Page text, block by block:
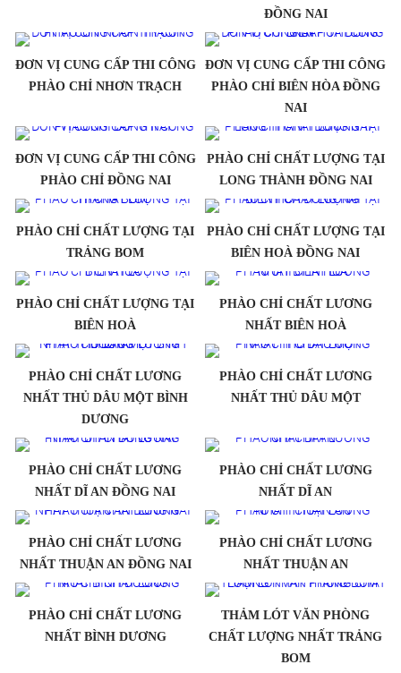
ĐỒNG NAI
ĐƠN VỊ CUNG CẤP THI CÔNG
PHÀO CHỈ NHƠN TRẠCH
ĐƠN VỊ CUNG CẤP THI CÔNG
PHÀO CHỈ BIÊN HÒA ĐỒNG
NAI
ĐƠN VỊ CUNG CẤP THI CÔNG
PHÀO CHỈ ĐỒNG NAI
PHÀO CHỈ CHẤT LƯỢNG TẠI
LONG THÀNH ĐỒNG NAI
PHÀO CHỈ CHẤT LƯỢNG TẠI
TRẢNG BOM
PHÀO CHỈ CHẤT LƯỢNG TẠI
BIÊN HOÀ ĐỒNG NAI
PHÀO CHỈ CHẤT LƯỢNG TẠI
BIÊN HOÀ
PHÀO CHỈ CHẤT LƯƠNG
NHẤT BIÊN HOÀ
PHÀO CHỈ CHẤT LƯƠNG
NHẤT THỦ DÂU MỘT BÌNH
DƯƠNG
PHÀO CHỈ CHẤT LƯƠNG
NHẤT THỦ DÂU MỘT
PHÀO CHỈ CHẤT LƯƠNG
NHẤT DĨ AN ĐỒNG NAI
PHÀO CHỈ CHẤT LƯƠNG
NHẤT DĨ AN
PHÀO CHỈ CHẤT LƯƠNG
NHẤT THUẬN AN ĐỒNG NAI
PHÀO CHỈ CHẤT LƯƠNG
NHẤT THUẬN AN
PHÀO CHỈ CHẤT LƯƠNG
NHẤT BÌNH DƯƠNG
THẢM LÓT VĂN PHÒNG
CHẤT LƯỢNG NHẤT TRẢNG
BOM